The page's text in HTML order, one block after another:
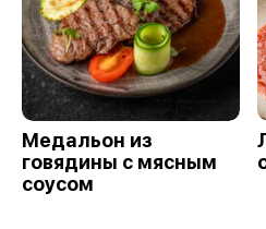
Медальон из
говядины с мясным
соусом